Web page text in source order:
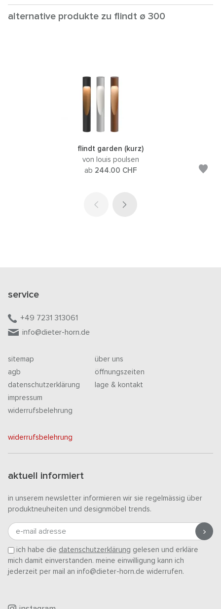
alternative produkte zu flindt ø 300
flindt garden (kurz)
von louis poulsen
ab 244.00 CHF
service
+49 7231 313061
info@dieter-horn.de
sitemap
agb
datenschutzerklärung
impressum
widerrufsbelehrung
über uns
öffnungszeiten
lage & kontakt
widerrufsbelehrung
aktuell informiert
in unserem newsletter informieren wir sie regelmässig über
produktneuheiten und designmöbel trends.
e-mail adresse
ich habe die datenschutzerklärung gelesen und erkläre
mich damit einverstanden. meine einwilligung kann ich
jederzeit per mail an info@dieter-horn.de widerrufen.